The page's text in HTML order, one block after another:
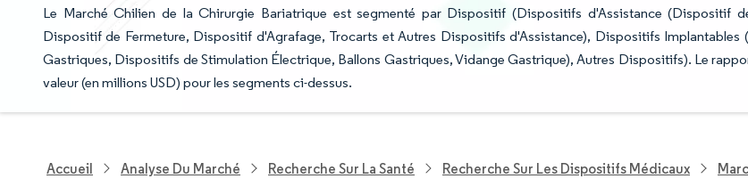
Le Marché Chilien de la Chirurgie Bariatrique est segmenté par Dispositif (Dispositifs d'Assistance (Dispositif
Dispositif de Fermeture, Dispositif d'Agrafage, Trocarts et Autres Dispositifs d'Assistance), Dispositifs Implantables
Gastriques, Dispositifs de Stimulation Électrique, Ballons Gastriques, Vidange Gastrique), Autres Dispositifs). Le
valeur (en millions USD) pour les segments ci-dessus.
Accueil Analyse Du Marché Recherche Sur La Santé Recherche Sur Les Dispositifs Médicaux